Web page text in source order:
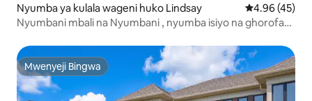
Nyumba ya kulala wageni huko Lindsay Ukadiriaji wa
4.96 (45)
Nyumbani mbali na Nyumbani , nyumba isiyo na ghorofa
Mwenyeji Bingwa
Mwenyeji Bingwa